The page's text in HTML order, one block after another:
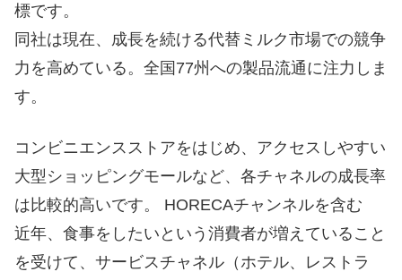
標です。
同社は現在、成長を続ける代替ミルク市場での競争
力を高めている。全国77州への製品流通に注力しま
す。
コンビニエンスストアをはじめ、アクセスしやすい
大型ショッピングモールなど、各チャネルの成長率
は比較的高いです。 HORECAチャンネルを含む
近年、食事をしたいという消費者が増えていること
を受けて、サービスチャネル（ホテル、レストラ